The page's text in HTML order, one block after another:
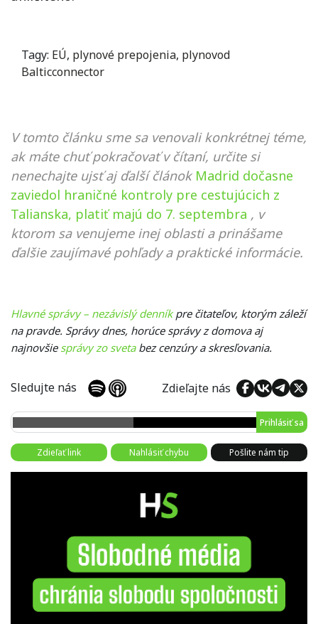
Tagy: EÚ, plynové prepojenia, plynovod
Balticconnector
V tomto článku sme sa venovali konkrétnej téme,
ak máte chuť pokračovať v čítaní, určite si
nenechajte ujsť aj ďalší článok Madrid dočasne
zaviedol hraničné kontroly pre cestujúcich z
Talianska, platiť majú do 7. septembra , v
ktorom sa venujeme inej oblasti a prinášame
ďalšie zaujímavé pohľady a praktické informácie.
Hlavné správy – nezávislý denníkpre čitateľov, ktorým záleží
na pravde. Správy dnes, horúce správy z domova aj
najnovšie správy zo svetabez cenzúry a skresľovania.
Sledujte nás Zdieľajte nás
Prihlásiť sa
Zdieľať link Nahlásiť chybu Pošlite nám tip